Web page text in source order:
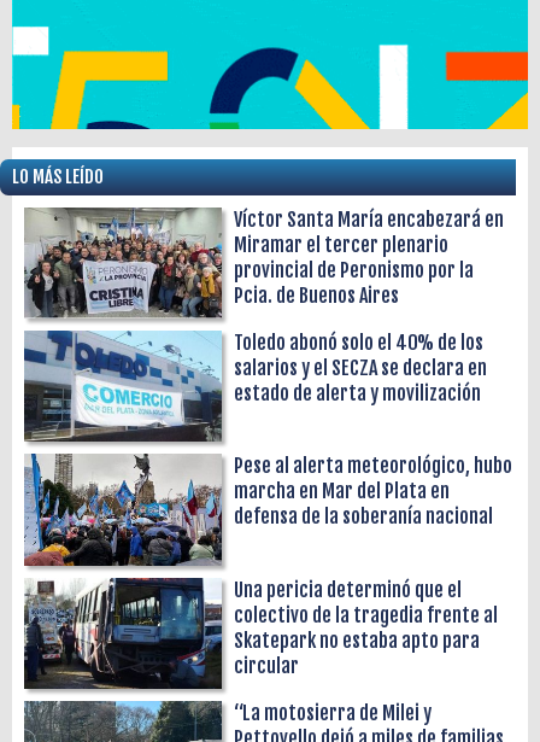
LO MÁS LEÍDO
Víctor Santa María encabezará en
Miramar el tercer plenario
provincial de Peronismo por la
Pcia. de Buenos Aires
Toledo abonó solo el 40% de los
salarios y el SECZA se declara en
estado de alerta y movilización
Pese al alerta meteorológico, hubo
marcha en Mar del Plata en
defensa de la soberanía nacional
Una pericia determinó que el
colectivo de la tragedia frente al
Skatepark no estaba apto para
circular
“La motosierra de Milei y